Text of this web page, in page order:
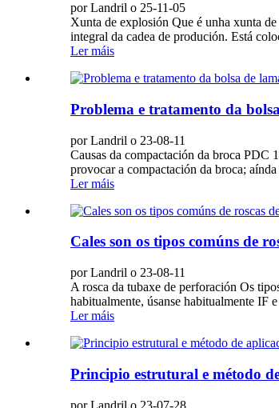
por Landril o 25-11-05
Xunta de explosión Que é unha xunta
integral da cadea de produción. Está
Ler máis
Problema e tratamento da
por Landril o 23-08-11
Causas da compactación da broca PDC
provocar a compactación da broca; aínda
Ler máis
Cales son os tipos comúns de
por Landril o 23-08-11
A rosca da tubaxe de perforación Os
habitualmente, úsanse habitualmente IF
Ler máis
Principio estrutural e método
por Landril o 23-07-28